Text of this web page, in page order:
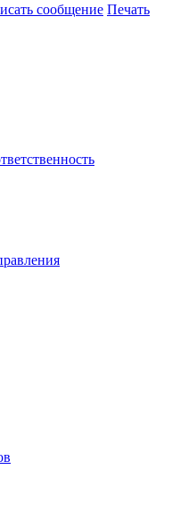
сообщение Печать